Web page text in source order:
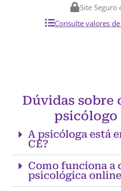
Site Seguro
Consulte valores
Dúvidas sobre
A psicóloga está
CE?
Como funciona a
psicológica